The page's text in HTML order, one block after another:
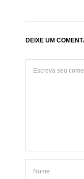
DEIXE UM